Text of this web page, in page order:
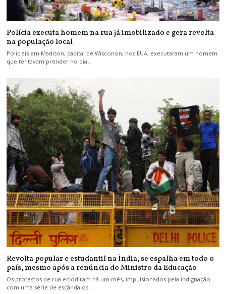
Polícia executa homem na rua já imobilizado e gera revolta
na população local
Policiais em Madison, capital de Wisconsin, nos EUA, executaram um homem
que tentavam prender no dia…
Revolta popular e estudantil na Índia, se espalha em todo o
país, mesmo após a renúncia do Ministro da Educação
Os protestos de rua eclodiram há um mês, impulsionados pela indignação
com uma série de escândalos…